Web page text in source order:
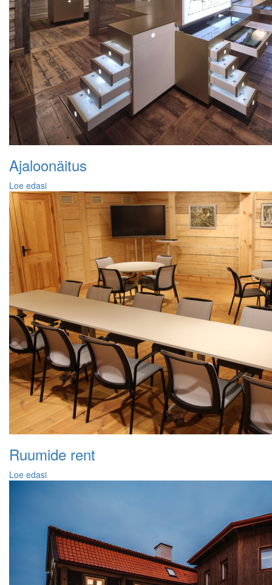
Ajaloonäitus
Loe edasi
Ruumide rent
Loe edasi